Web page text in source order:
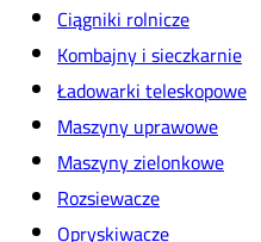
Ciągniki rolnicze
Kombajny i sieczkarnie
Ładowarki teleskopowe
Maszyny uprawowe
Maszyny zielonkowe
Rozsiewacze
Opryskiwacze